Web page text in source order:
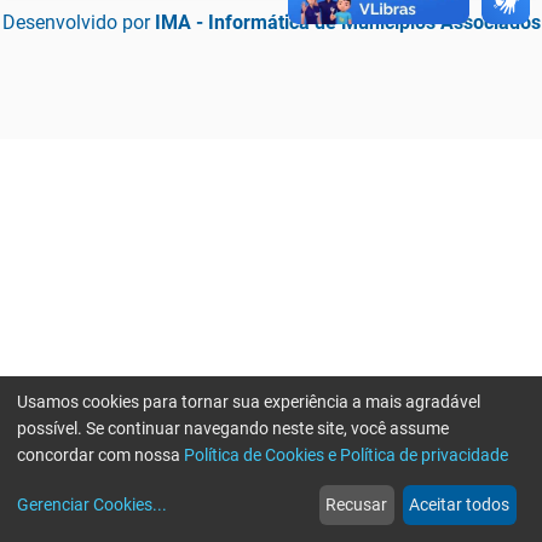
Desenvolvido por IMA - Informática de Municípios Associados
web
Notícias
more_horiz
Mais
Usamos cookies para tornar sua experiência a mais agradável
possível. Se continuar navegando neste site, você assume
concordar com nossa Política de Cookies e Política de privacidade
Gerenciar Cookies... Recusar Aceitar todos
Erro ao enviar informações, por favor tente novamente